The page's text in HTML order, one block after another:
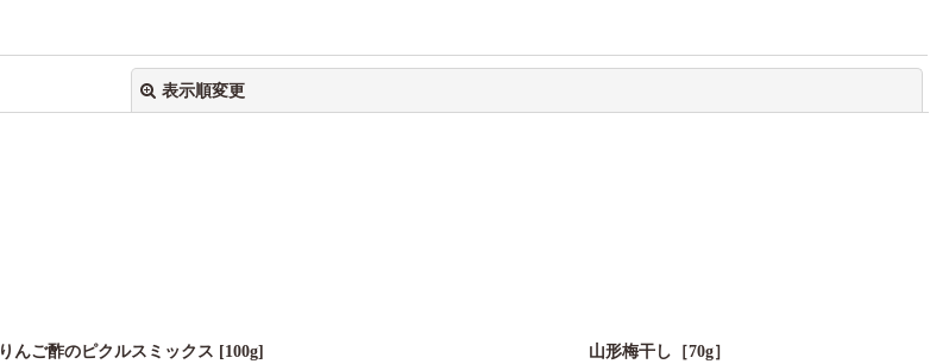
表示順変更
りんご酢のピクルスミックス [100g] 山形梅干し［70g］